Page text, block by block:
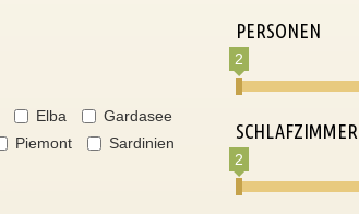
Elba
Gardasee
Piemont
Sardinien
PERSONEN
2
SCHLAFZIMMER
2